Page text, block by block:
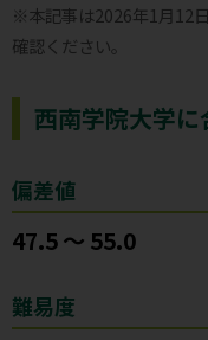
※本記事は2026年1月12
確認ください。
西南学院大学
偏差値
47.5 ～ 55.0
難易度